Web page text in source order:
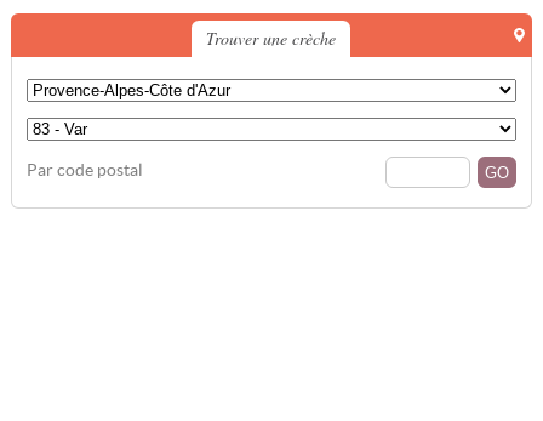
Trouver une crèche
Par code postal